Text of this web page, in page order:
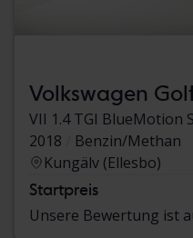
Volkswagen
VII 1.4 TGI BlueMotion
2018
Benzin/Methan
Kungälv (Ellesbo)
Startpreis
Unsere Bewertung ist